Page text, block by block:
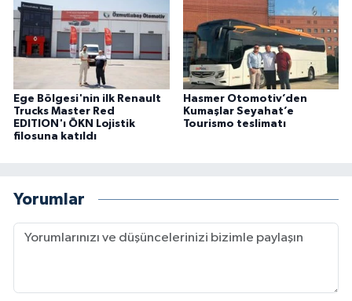
Ege Bölgesi'nin ilk Renault
Trucks Master Red
EDITION'ı ÖKN Lojistik
filosuna katıldı
Hasmer Otomotiv’den
Kumaşlar Seyahat’e
Tourismo teslimatı
Yorumlar